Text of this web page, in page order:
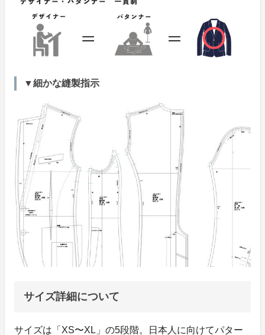
▼細かな縫製指示
サイズ詳細について
サイズは「XS〜XL」の5段階。日本人に向けてパター